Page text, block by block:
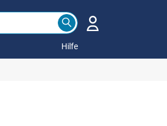
Hilfe